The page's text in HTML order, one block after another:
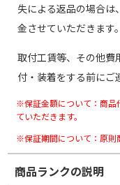
失による返品の場合は
金させていただきます。
取付工賃等、その他費
付・装着をする前にご
※保証金額について：商品
ていただきます。
※保証期間について：原則
商品ランクの説明